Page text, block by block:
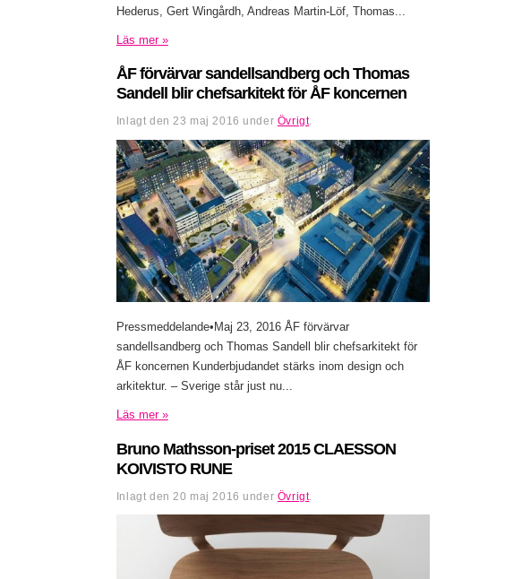
Hederus, Gert Wingårdh, Andreas Martin-Löf, Thomas...
Läs mer »
ÅF förvärvar sandellsandberg och Thomas
Sandell blir chefsarkitekt för ÅF koncernen
Inlagt den 23 maj 2016 under Övrigt.
Pressmeddelande•Maj 23, 2016 ÅF förvärvar
sandellsandberg och Thomas Sandell blir chefsarkitekt för
ÅF koncernen Kunderbjudandet stärks inom design och
arkitektur. – Sverige står just nu...
Läs mer »
Bruno Mathsson-priset 2015 CLAESSON
KOIVISTO RUNE
Inlagt den 20 maj 2016 under Övrigt.